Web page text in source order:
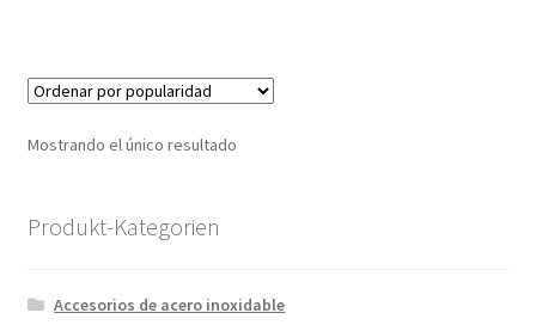
Mostrando el único resultado
Produkt-Kategorien
Accesorios de acero inoxidable